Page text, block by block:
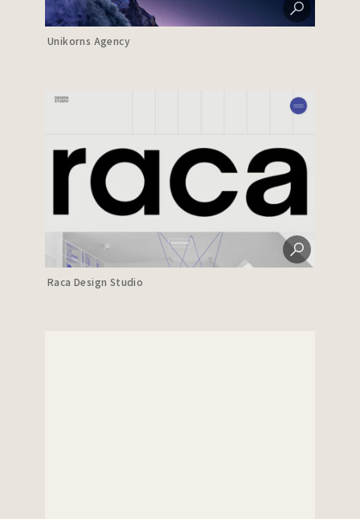
Unikorns Agency
Raca Design Studio